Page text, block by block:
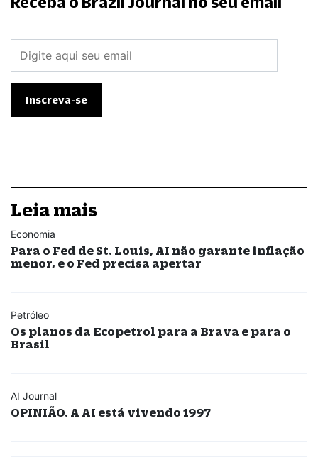
Leia mais
Economia
Para o Fed de St. Louis, AI não garante inflação
menor, e o Fed precisa apertar
Petróleo
Os planos da Ecopetrol para a Brava e para o
Brasil
AI Journal
OPINIÃO. A AI está vivendo 1997